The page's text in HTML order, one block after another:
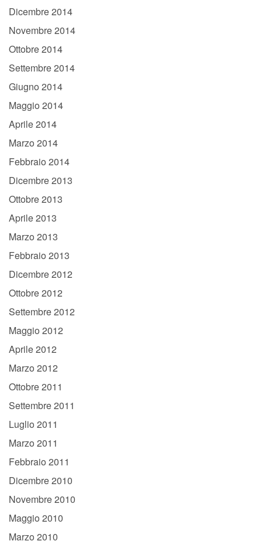
Dicembre 2014
Novembre 2014
Ottobre 2014
Settembre 2014
Giugno 2014
Maggio 2014
Aprile 2014
Marzo 2014
Febbraio 2014
Dicembre 2013
Ottobre 2013
Aprile 2013
Marzo 2013
Febbraio 2013
Dicembre 2012
Ottobre 2012
Settembre 2012
Maggio 2012
Aprile 2012
Marzo 2012
Ottobre 2011
Settembre 2011
Luglio 2011
Marzo 2011
Febbraio 2011
Dicembre 2010
Novembre 2010
Maggio 2010
Marzo 2010